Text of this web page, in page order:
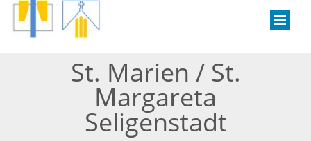
St. Marien / St.
Margareta
Seligenstadt